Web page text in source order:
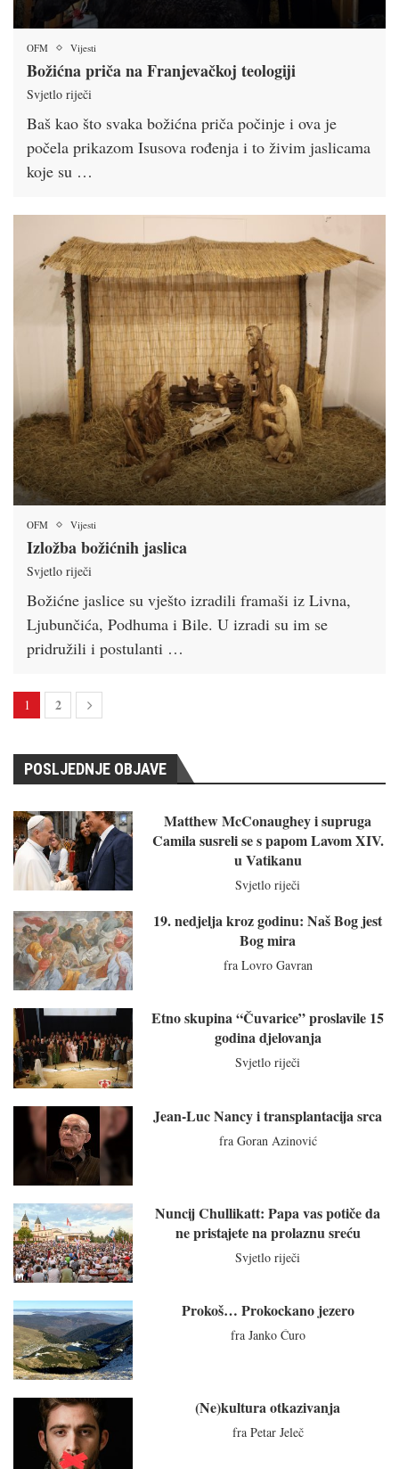
OFM Vijesti
Božićna priča na Franjevačkoj teologiji
Svjetlo riječi
Baš kao što svaka božićna priča počinje i ova je
počela prikazom Isusova rođenja i to živim jaslicama
koje su …
OFM Vijesti
Izložba božićnih jaslica
Svjetlo riječi
Božićne jaslice su vješto izradili framaši iz Livna,
Ljubunčića, Podhuma i Bile. U izradi su im se
pridružili i postulanti …
1 2
POSLJEDNJE OBJAVE
Matthew McConaughey i supruga
Camila susreli se s papom Lavom XIV.
u Vatikanu
Svjetlo riječi
19. nedjelja kroz godinu: Naš Bog jest
Bog mira
fra Lovro Gavran
Etno skupina “Čuvarice” proslavile 15
godina djelovanja
Svjetlo riječi
Jean-Luc Nancy i transplantacija srca
fra Goran Azinović
Nuncij Chullikatt: Papa vas potiče da
ne pristajete na prolaznu sreću
Svjetlo riječi
Prokoš… Prokockano jezero
fra Janko Ćuro
(Ne)kultura otkazivanja
fra Petar Jeleč